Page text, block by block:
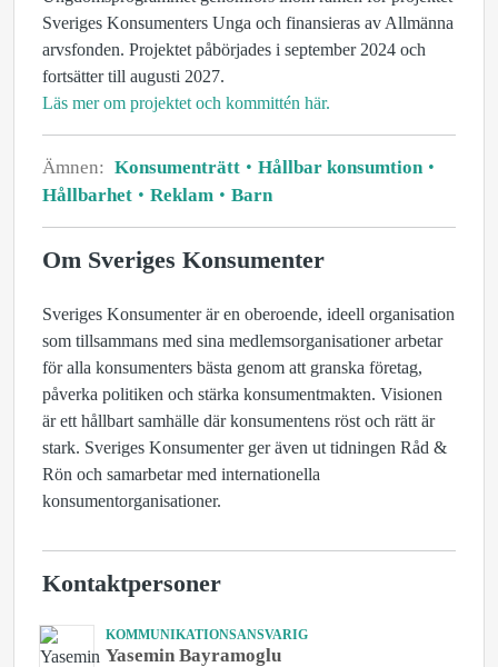
Sveriges Konsumenters Unga och finansieras av Allmänna
arvsfonden. Projektet påbörjades i september 2024 och
fortsätter till augusti 2027.
Läs mer om projektet och kommittén här.
Ämnen: Konsumenträtt
Hållbar konsumtion
Hållbarhet
Reklam Barn
Om Sveriges Konsumenter
Sveriges Konsumenter är en oberoende, ideell organisation
som tillsammans med sina medlemsorganisationer arbetar
för alla konsumenters bästa genom att granska företag,
påverka politiken och stärka konsumentmakten. Visionen
är ett hållbart samhälle där konsumentens röst och rätt är
stark. Sveriges Konsumenter ger även ut tidningen Råd &
Rön och samarbetar med internationella
konsumentorganisationer.
Kontaktpersoner
KOMMUNIKATIONSANSVARIG
Yasemin Bayramoglu